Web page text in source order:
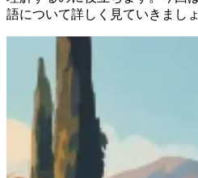
語について詳しく見ていきましょ